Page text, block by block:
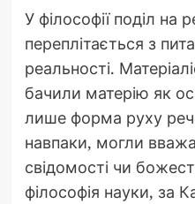
У філософії поділ на
переплітається з
реальності.
бачили матерію як
лише форма руху
навпаки, могли
свідомості чи
філософія науки, за